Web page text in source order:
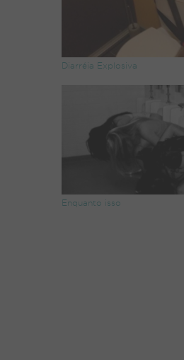
Diarréia Explosiva
Enquanto isso